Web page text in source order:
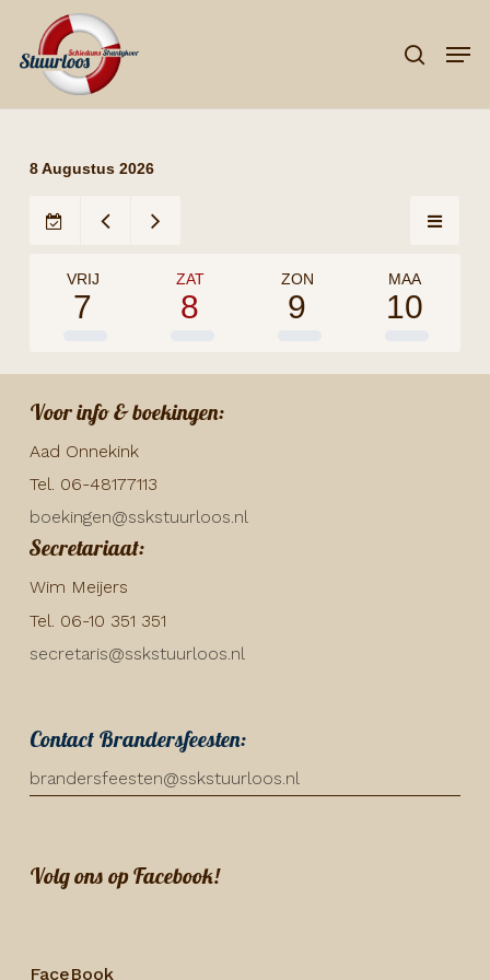
content
search
8 Augustus 2026
VRIJ
7
ZAT
8
ZON
9
MAA
10
Voor info & boekingen:
Aad Onnekink
Tel. 06-48177113
boekingen@sskstuurloos.nl
Secretariaat:
Wim Meijers
Tel. 06-10 351 351
secretaris@sskstuurloos.nl
Contact Brandersfeesten:
brandersfeesten@sskstuurloos.nl
Volg ons op Facebook!
FaceBook
Close